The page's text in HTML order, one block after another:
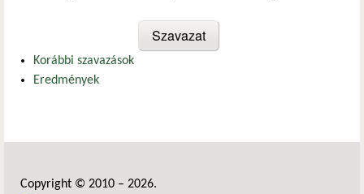
Korábbi szavazások
Eredmények
Copyright © 2010 – 2026.